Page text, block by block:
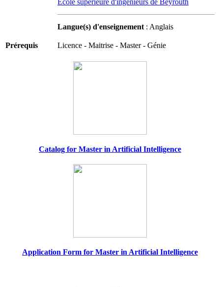
Langue(s) d'enseignement : Anglais
Prérequis Licence - Maitrise - Master - Génie
Catalog for Master in Artificial Intelligence
Application Form for Master in Artificial Intelligence